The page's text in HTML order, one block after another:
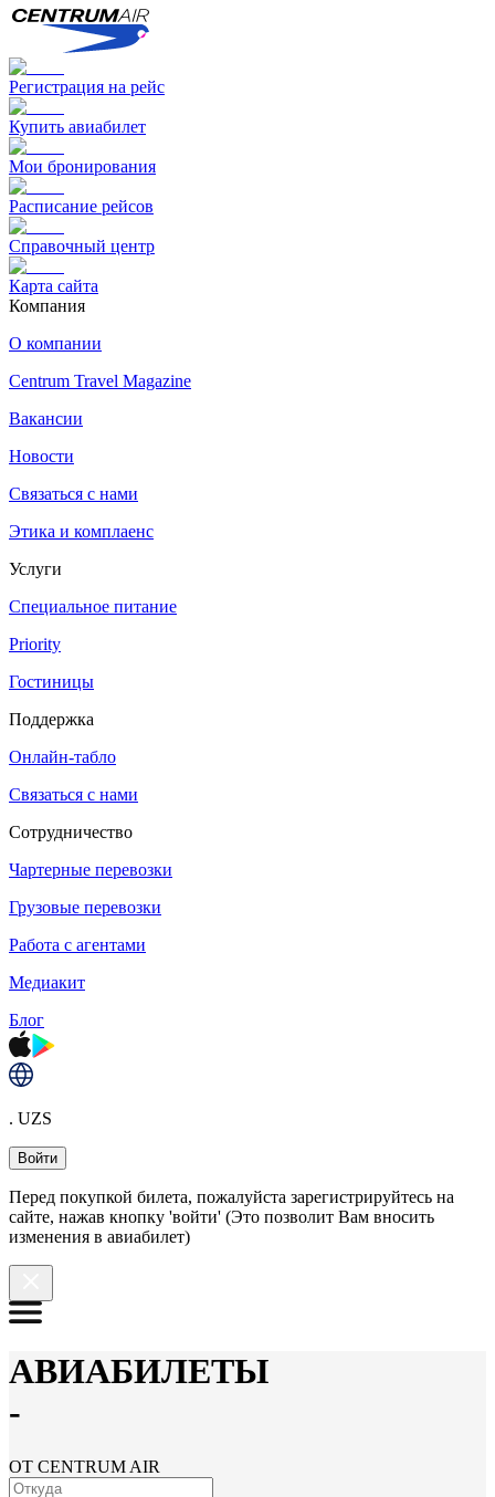
Регистрация на рейс
Купить авиабилет
Мои бронирования
Расписание рейсов
Справочный центр
Карта сайта
Компания
О компании
Centrum Travel Magazine
Вакансии
Новости
Связаться с нами
Этика и комплаенс
Услуги
Специальное питание
Priority
Гостиницы
Поддержка
Онлайн-табло
Связаться с нами
Сотрудничество
Чартерные перевозки
Грузовые перевозки
Работа с агентами
Медиакит
Блог
. UZS
Войти
Перед покупкой билета, пожалуйста зарегистрируйтесь на
сайте, нажав кнопку 'войти' (Это позволит Вам вносить
изменения в авиабилет)
АВИАБИЛЕТЫ
-
ОТ CENTRUM AIR